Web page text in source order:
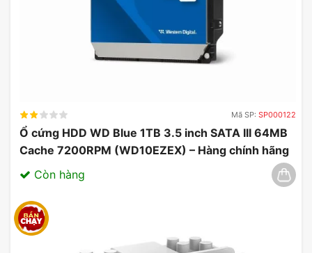
năng này đều giúp tản nhiệt NZXT cung cấp khả
năng làm mát mạnh mẽ và êm ái cho máy tính của
bạn.
Mã SP: SP000122
Ổ cứng HDD WD Blue 1TB 3.5 inch SATA III 64MB
Cache 7200RPM (WD10EZEX) – Hàng chính hãng
03/2025
Còn hàng